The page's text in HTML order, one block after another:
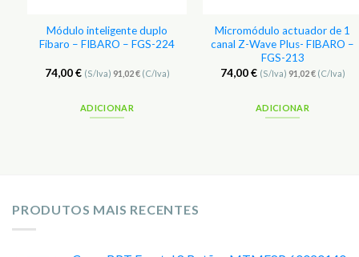
Módulo inteligente duplo
Fibaro – FIBARO – FGS-224
74,00€ (S/Iva) 91,02€(C/Iva)
ADICIONAR
Micromódulo actuador de 1
canal Z-Wave Plus- FIBARO –
FGS-213
74,00€ (S/Iva) 91,02€(C/Iva)
ADICIONAR
PRODUTOS MAIS RECENTES